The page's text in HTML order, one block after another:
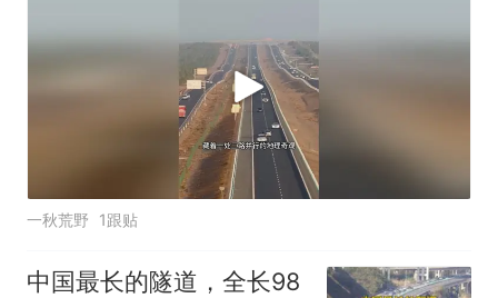
一秋荒野 1跟贴
中国最长的隧道，全长98